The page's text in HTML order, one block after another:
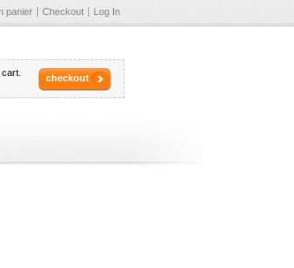
panier Checkout Log In
checkout